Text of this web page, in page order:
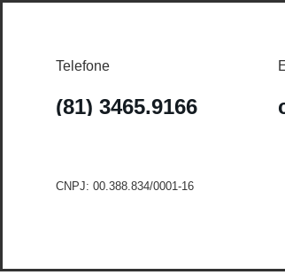
Telefone
(81) 3465.9166
CNPJ: 00.388.834/0001-16